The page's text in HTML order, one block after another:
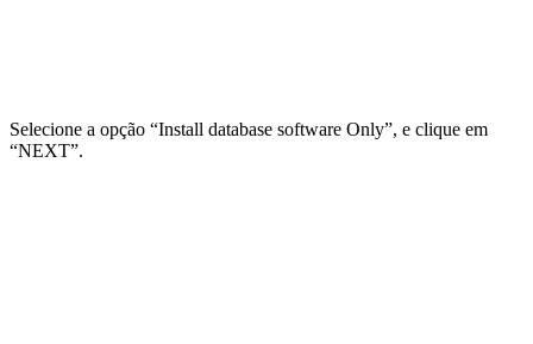
Selecione a opção “Install database software Only”, e clique em
“NEXT”.